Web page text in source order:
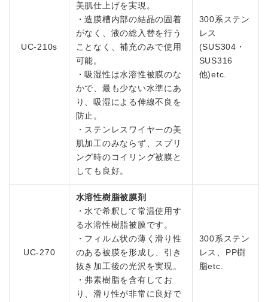
UC-210s
美肌仕上げを実現。
・造膜槽内部の結晶の固着
がなく、液の総入替を行う
ことなく、補充のみで使用
可能。
・吸湿性は水溶性被膜のな
かで、最も少ない水準にあ
り、吸湿による伸線不良を
防止。
・ステンレスワイヤーの美
肌加工のみならず、スプリ
ング時のコイリング被膜と
しても良好。
300系ステン
レス
(SUS304・
SUS316
他)etc.
UC-270
水溶性樹脂被膜剤
・水で希釈して常温使用す
る水溶性樹脂被膜です。
・フィルム状の薄く滑り性
のある被膜を形成し、引き
抜き加工後の光沢を実現。
・弗素樹脂を含有してお
り、滑り性が非常に良好で
300系ステン
レス、PP樹
脂etc.